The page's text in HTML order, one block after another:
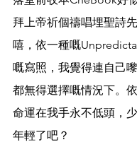
拜上帝祈個禱唱埋聖詩
嘻，依一種嘅
嘅寫照，我覺得連自己
都無得選擇嘅情況下。
命運在我手永不低頭，
年輕了吧？